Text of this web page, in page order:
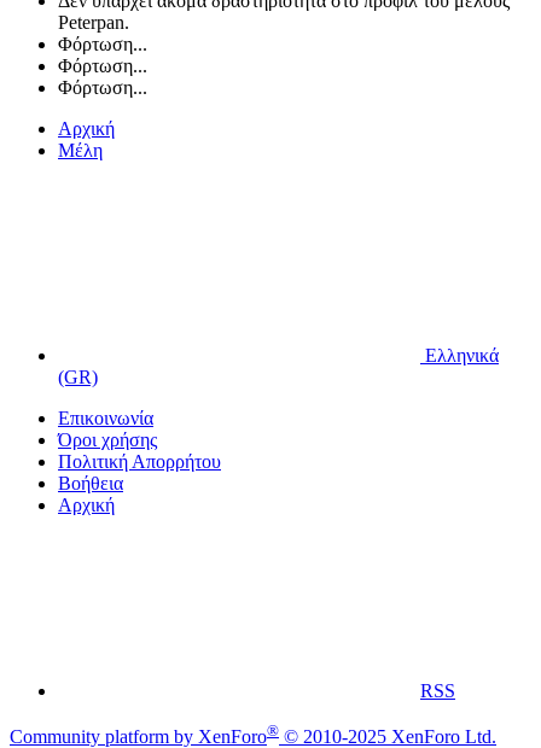
Peterpan.
Φόρτωση...
Φόρτωση...
Φόρτωση...
Αρχική
Μέλη
Ελληνικά
(GR)
Επικοινωνία
Όροι χρήσης
Πολιτική Απορρήτου
Βοήθεια
Αρχική
RSS
Community platform by XenForo® © 2010-2025 XenForo Ltd.